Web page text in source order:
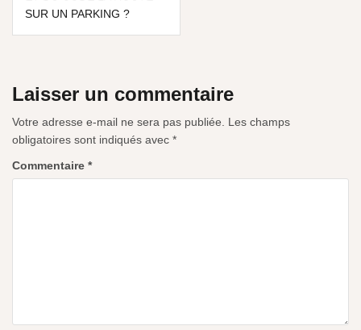
SUR UN PARKING ?
Laisser un commentaire
Votre adresse e-mail ne sera pas publiée.
Les champs
obligatoires sont indiqués avec *
Commentaire *